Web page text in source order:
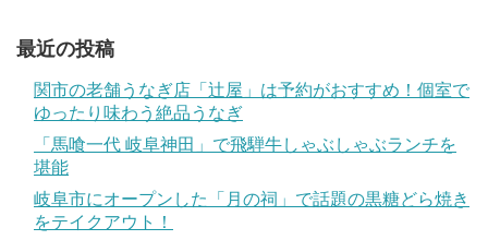
最近の投稿
関市の老舗うなぎ店「辻屋」は予約がおすすめ！個室で
ゆったり味わう絶品うなぎ
「馬喰一代 岐阜神田」で飛騨牛しゃぶしゃぶランチを
堪能
岐阜市にオープンした「月の祠」で話題の黒糖どら焼き
をテイクアウト！